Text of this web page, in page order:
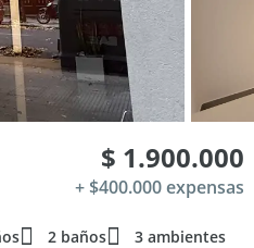
$ 1.900.000
+ $400.000 expensas
2 baños
3 ambientes